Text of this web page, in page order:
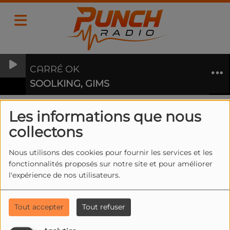
Les informations que nous
collectons
Nous utilisons des cookies pour fournir les services et les
fonctionnalités proposés sur notre site et pour améliorer
l'expérience de nos utilisateurs.
Tout accepter Tout refuser
CARRÉ OK
SOOLKING, GIMS